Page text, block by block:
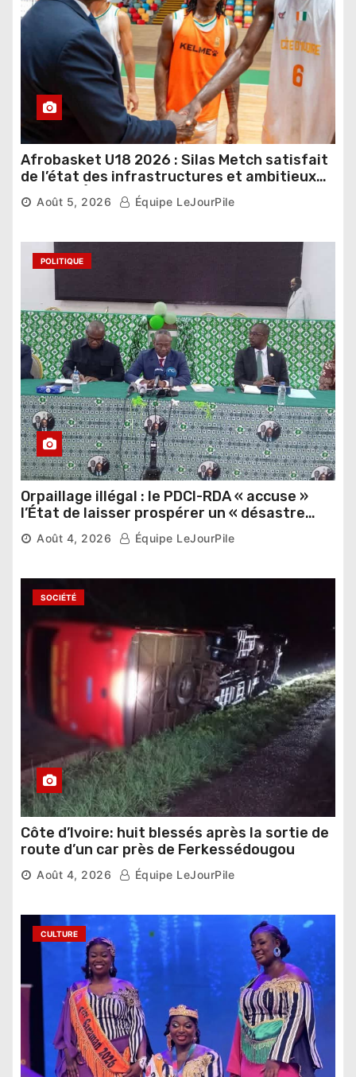
Afrobasket U18 2026 : Silas Metch satisfait
de l’état des infrastructures et ambitieux
pour les Éléphants
Août 5, 2026 Équipe LeJourPile
POLITIQUE
Orpaillage illégal : le PDCI-RDA « accuse »
l’État de laisser prospérer un « désastre
national »
Août 4, 2026 Équipe LeJourPile
SOCIÉTÉ
Côte d’Ivoire: huit blessés après la sortie de
route d’un car près de Ferkessédougou
Août 4, 2026 Équipe LeJourPile
CULTURE